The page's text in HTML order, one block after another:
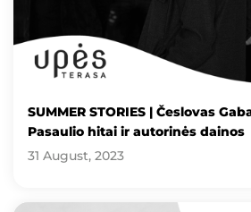
SUMMER STORIES | Česlovas
Pasaulio hitai ir autorinės dainos
31 August, 2023